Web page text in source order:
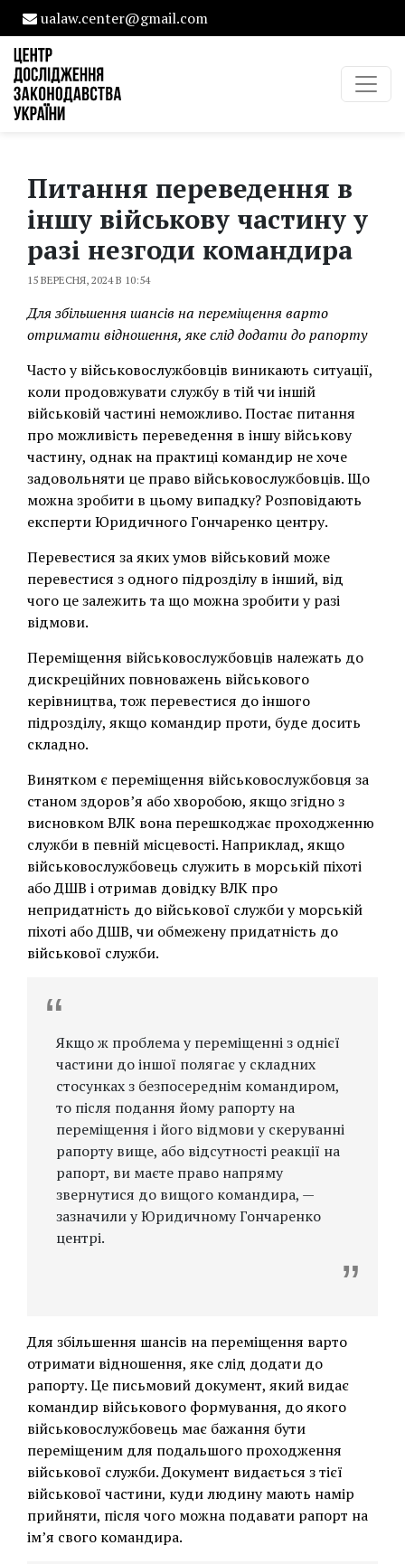
ualaw.center@gmail.com
Питання переведення в
іншу військову частину у
разі незгоди командира
15 ВЕРЕСНЯ, 2024 В 10:54
Для збільшення шансів на переміщення варто
отримати відношення, яке слід додати до рапорту
Часто у військовослужбовців виникають ситуації,
коли продовжувати службу в тій чи іншій
військовій частині неможливо. Постає питання
про можливість переведення в іншу військову
частину, однак на практиці командир не хоче
задовольняти це право військовослужбовців. Що
можна зробити в цьому випадку? Розповідають
експерти Юридичного Гончаренко центру.
Перевестися за яких умов військовий може
перевестися з одного підрозділу в інший, від
чого це залежить та що можна зробити у разі
відмови.
Переміщення військовослужбовців належать до
дискреційних повноважень військового
керівництва, тож перевестися до іншого
підрозділу, якщо командир проти, буде досить
складно.
Винятком є переміщення військовослужбовця за
станом здоровʼя або хворобою, якщо згідно з
висновком ВЛК вона перешкоджає проходженню
служби в певній місцевості. Наприклад, якщо
військовослужбовець служить в морській піхоті
або ДШВ і отримав довідку ВЛК про
непридатність до військової служби у морській
піхоті або ДШВ, чи обмежену придатність до
військової служби.
Якщо ж проблема у переміщенні з однієї
частини до іншої полягає у складних
стосунках з безпосереднім командиром,
то після подання йому рапорту на
переміщення і його відмови у скеруванні
рапорту вище, або відсутності реакції на
рапорт, ви маєте право напряму
звернутися до вищого командира, —
зазначили у Юридичному Гончаренко
центрі.
Для збільшення шансів на переміщення варто
отримати відношення, яке слід додати до
рапорту. Це письмовий документ, який видає
командир військового формування, до якого
військовослужбовець має бажання бути
переміщеним для подальшого проходження
військової служби. Документ видається з тієї
військової частини, куди людину мають намір
прийняти, після чого можна подавати рапорт на
ім’я свого командира.